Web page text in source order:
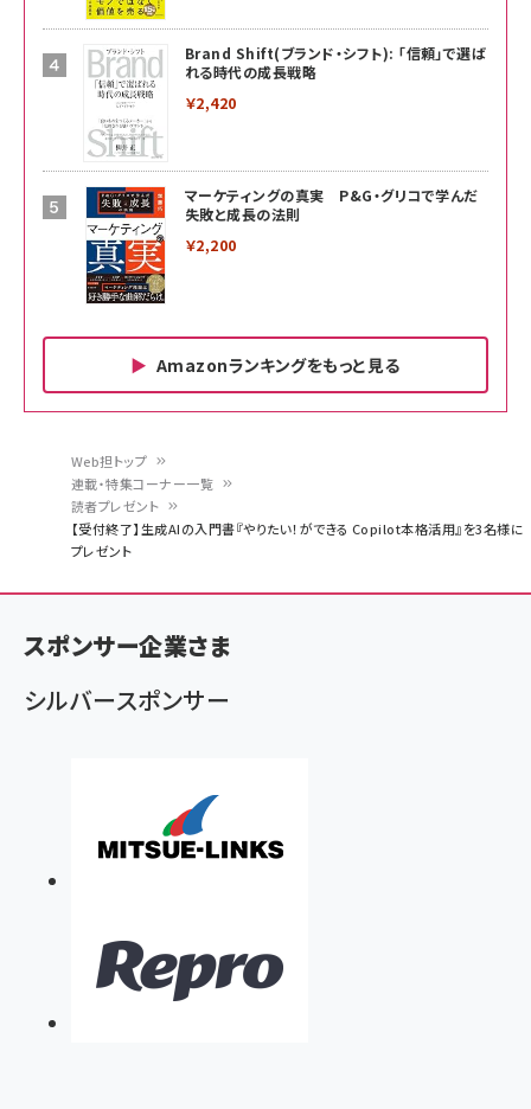
く
Web担トップ
連載・特集コーナー一覧
読者プレゼント
【受付終了】生成AIの入門書『やりたい！ができる Copilot本格活用』を3名様に
プレゼント
Brand Shift(ブランド・シフト): 「信頼」で選ば
れる時代の成長戦略
￥2,420
マーケティングの真実 P&G・グリコで学んだ
失敗と成長の法則
￥2,200
Amazonランキングをもっと見る
更新日時：2026/06/26 19:00
anan(アンアン)2026/07/01号 No.2501[魅せる
カラダ2026／宮舘涼太]
スペシャルエディション[王道エンタメの矜持／
BTS]
￥1,100
ママ投資家が育休中に１億貯めた株式投資
￥1,980
更新日時：2026/06/26 19:00
KIOXIA(キオクシア) 旧東芝メモリ microSD
128GB UHS-I Class10 (最大読出速度
NIMASO ガラスフィルム iPhone 17 用 保護フィ
ルム 強化ガラス 耐衝撃 高透過率 指紋防止 貼りや
2枚セット DSP25F1698
￥1,599
レイヤー
￥6,980
￥5,990
Anker PowerLine III Flow USB-C & USB-C
更新日時：2026/06/26 19:00
KIOXIA(キオクシア) 旧東芝メモリ microSD
128GB UHS-I Class10 (最大読出速度
Amazon eギフトカード - Amazonロゴ - クラ
シック
￥5,000
17 / 16 / 15 / Galaxy iPad Pro MacBook
Pro/Air 各種対応 (1.8m ミッドナイトブラック)
￥1,890
アサヒ飲料 モンスター エナジー 355ml×24本
サッポロ 生ビール 黒ラベル 350ml 缶 24本 ビー
ル ケース買い【6/30応募〆切! 黒ラベルビヤセラー
キャンペーン】
スポンサー企業さま
シルバースポンサー